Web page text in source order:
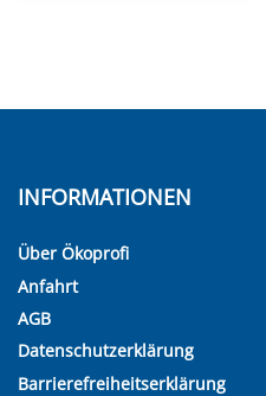
INFORMATIONEN
Über Ökoprofi
Anfahrt
AGB
Datenschutzerklärung
Barrierefreiheitserklärung